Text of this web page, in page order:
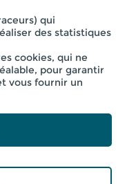
- 7 RUE DU
qui
des statistiques
cookies, qui ne
pour garantir
vous fournir un